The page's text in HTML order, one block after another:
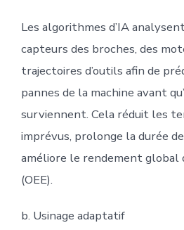
Les algorithmes d’IA
capteurs des broches, des
trajectoires d’outils afin de
pannes de la machine avant
surviennent. Cela réduit les
imprévus, prolonge la durée
améliore le rendement global
(OEE).
b. Usinage adaptatif